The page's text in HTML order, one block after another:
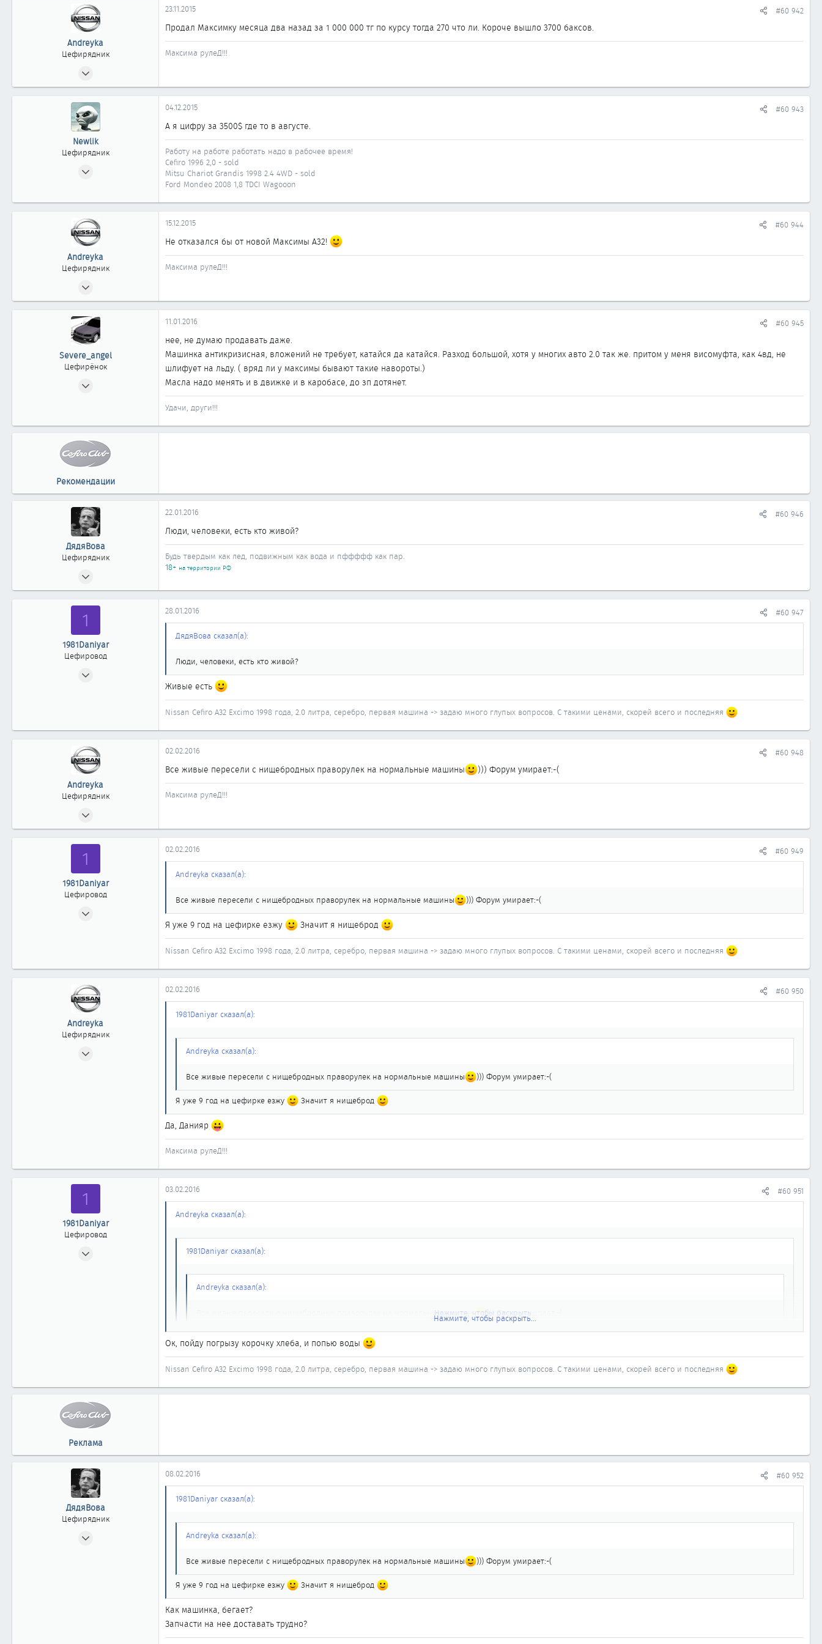
Andreyka
Цефирядник
148
Казахстан, Атырау
23.11.2015 #60 942
Продал Максимку месяца два назад за 1 000 000 тг по курсу тогда 270 что ли. Короче вышло 3700 баксов.
Максима рулеД!!!
Newlik
Цефирядник
г. Алматы, Казахстан
04.12.2015 #60 943
А я цифру за 3500$ где то в августе.
Работу на работе работать надо в рабочее время!
Cefiro 1996 2,0 - sold
Mitsu Chariot Grandis 1998 2.4 4WD - sold
Ford Mondeo 2008 1,8 TDCI Wagooon
Andreyka
Цефирядник
148
Казахстан, Атырау
15.12.2015 #60 944
Не отказался бы от новой Максимы А32!
Максима рулеД!!!
Severe_angel
Цефирёнок
11
11.01.2016 #60 945
нее, не думаю продавать даже.
Машинка антикризисная, вложений не требует, катайся да катайся. Разход большой, хотя у многих авто 2.0 так же. притом у меня висомуфта, как 4вд, не
шлифует на льду. ( вряд ли у максимы бывают такие навороты.)
Масла надо менять и в движке и в каробасе, до зп дотянет.
Удачи, други!!!
Рекомендации
ДядяВова
Цефирядник
62
22.01.2016 #60 946
Люди, человеки, есть кто живой?
Будь твердым как лед, подвижным как вода и пффффф как пар.
18+ на территории РФ
1
1981Daniyar
Цефировод
Алматы
28.01.2016 #60 947
ДядяВова сказал(а):
Люди, человеки, есть кто живой?
Живые есть
Nissan Cefiro А32 Excimo 1998 года, 2.0 литра, серебро, первая машина -> задаю много глупых вопросов. С такими ценами, скорей всего и последняя
Andreyka
Цефирядник
148
Казахстан, Атырау
02.02.2016 #60 948
Все живые пересели с нищебродных праворулек на нормальные машины ))) Форум умирает:-(
Максима рулеД!!!
1
1981Daniyar
Цефировод
Алматы
02.02.2016 #60 949
Andreyka сказал(а):
Все живые пересели с нищебродных праворулек на нормальные машины ))) Форум умирает:-(
Я уже 9 год на цефирке езжу Значит я нищеброд
Nissan Cefiro А32 Excimo 1998 года, 2.0 литра, серебро, первая машина -> задаю много глупых вопросов. С такими ценами, скорей всего и последняя
Andreyka
Цефирядник
02.02.2016 #60 950
1981Daniyar сказал(а):
Andreyka сказал(а):
Все живые пересели с нищебродных праворулек на нормальные машины ))) Форум умирает:-(
Я уже 9 год на цефирке езжу Значит я нищеброд
Да, Данияр
Максима рулеД!!!
1
1981Daniyar
Цефировод
03.02.2016 #60 951
Andreyka сказал(а):
1981Daniyar сказал(а):
Andreyka сказал(а):
Все живые пересели с нищебродных праворулек на нормальные машины ))) Форум умирает:-(
Нажмите, чтобы раскрыть...
Я уже 9 год на цефирке езжу Значит я нищеброд
Да, Данияр
Нажмите, чтобы раскрыть...
Ок, пойду погрызу корочку хлеба, и попью воды
Nissan Cefiro А32 Excimo 1998 года, 2.0 литра, серебро, первая машина -> задаю много глупых вопросов. С такими ценами, скорей всего и последняя
Реклама
ДядяВова
Цефирядник
08.02.2016 #60 952
1981Daniyar сказал(а):
Andreyka сказал(а):
Все живые пересели с нищебродных праворулек на нормальные машины ))) Форум умирает:-(
Я уже 9 год на цефирке езжу Значит я нищеброд
Как машинка, бегает?
Запчасти на нее доставать трудно?